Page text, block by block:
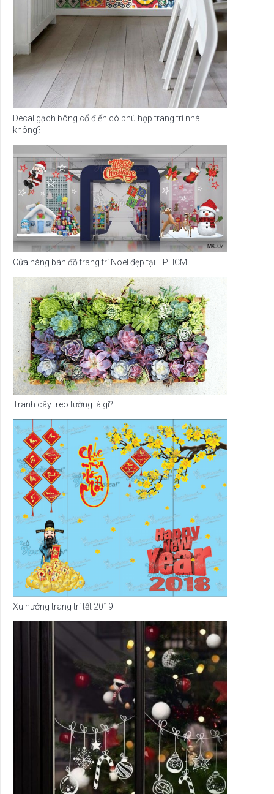
Decal gạch bông cổ điển có phù hợp trang trí nhà
không?
Cửa hàng bán đồ trang trí Noel đẹp tại TPHCM
Tranh cây treo tường là gì?
Xu hướng trang trí tết 2019